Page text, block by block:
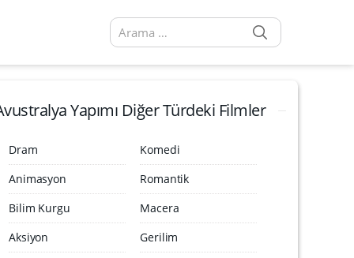
Arama sonuçları:
Yapımı Diğer Türdeki Filmler
Dram
Komedi
Animasyon
Romantik
Bilim Kurgu
Macera
Aksiyon
Gerilim